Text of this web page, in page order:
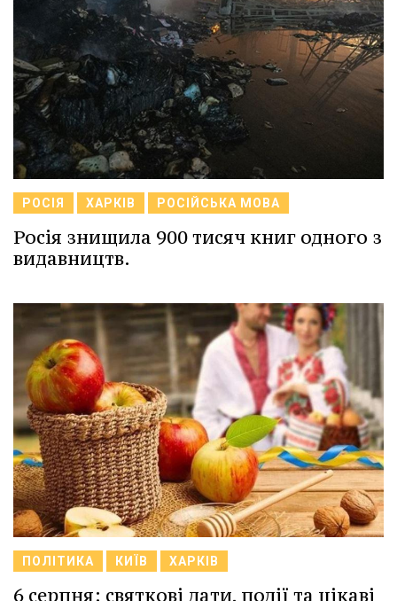
РОСІЯ ХАРКІВ РОСІЙСЬКА МОВА
Росія знищила 900 тисяч книг одного з
видавництв.
ПОЛІТИКА КИЇВ ХАРКІВ
6 серпня: святкові дати, події та цікаві